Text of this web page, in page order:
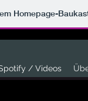
Homepage-
/ Videos